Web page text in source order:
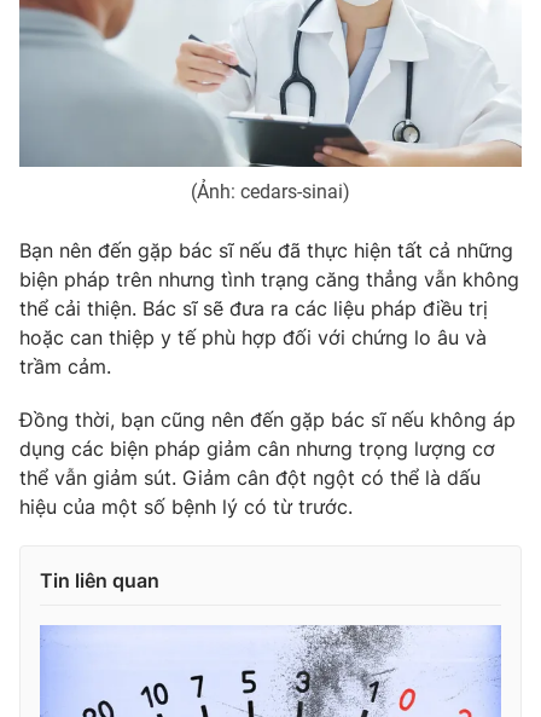
(Ảnh: cedars-sinai)
Bạn nên đến gặp bác sĩ nếu đã thực hiện tất cả những
biện pháp trên nhưng tình trạng căng thẳng vẫn không
thể cải thiện. Bác sĩ sẽ đưa ra các liệu pháp điều trị
hoặc can thiệp y tế phù hợp đối với chứng lo âu và
trầm cảm.
Đồng thời, bạn cũng nên đến gặp bác sĩ nếu không áp
dụng các biện pháp giảm cân nhưng trọng lượng cơ
thể vẫn giảm sút. Giảm cân đột ngột có thể là dấu
hiệu của một số bệnh lý có từ trước.
Tin liên quan